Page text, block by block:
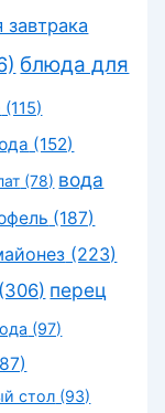
блюда для
(115)
(152)
(78) вода
(187)
(223)
(306) перец
(97)
стол (93)